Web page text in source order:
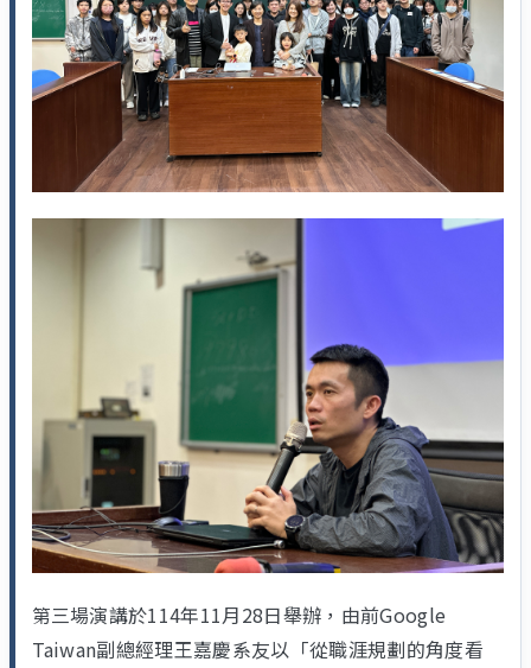
第三場演講於114年11月28日舉辦，由前Google
Taiwan副總經理王嘉慶系友以「從職涯規劃的角度看